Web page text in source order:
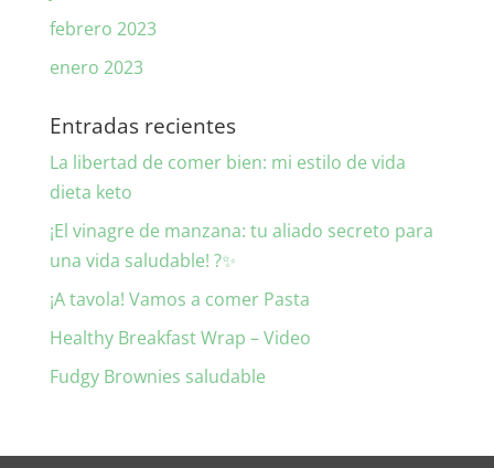
febrero 2023
enero 2023
Entradas recientes
La libertad de comer bien: mi estilo de vida
dieta keto
¡El vinagre de manzana: tu aliado secreto para
una vida saludable! ?✨
¡A tavola! Vamos a comer Pasta
Healthy Breakfast Wrap – Video
Fudgy Brownies saludable